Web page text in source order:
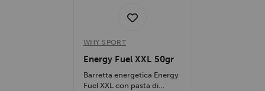
WHY SPORT
Energy Fuel XXL 50gr
Barretta energetica Energy
Fuel XXL con pasta di